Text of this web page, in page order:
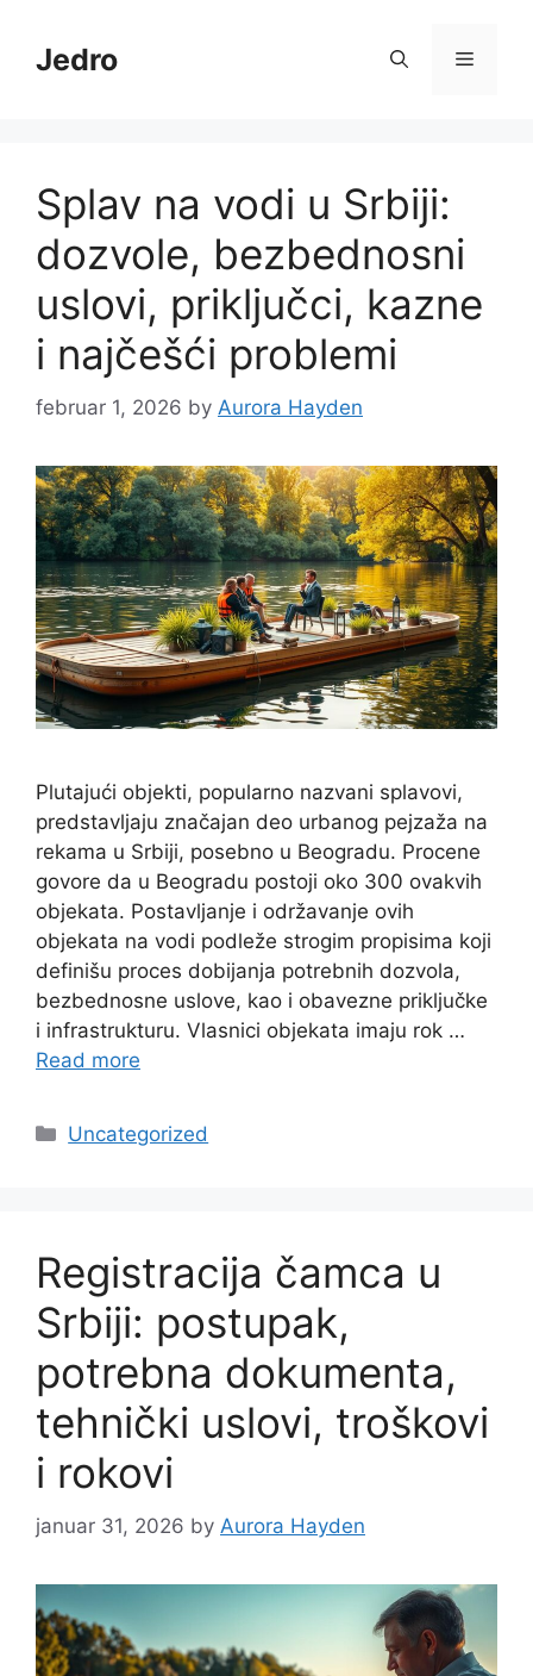
contentJedro Menu
Splav na vodi u Srbiji:
dozvole, bezbednosni
uslovi, priključci, kazne
i najčešći problemi
februar 1, 2026 by Aurora Hayden
Plutajući objekti, popularno nazvani splavovi,
predstavljaju značajan deo urbanog pejzaža na
rekama u Srbiji, posebno u Beogradu. Procene
govore da u Beogradu postoji oko 300 ovakvih
objekata. Postavljanje i održavanje ovih
objekata na vodi podleže strogim propisima koji
definišu proces dobijanja potrebnih dozvola,
bezbednosne uslove, kao i obavezne priključke
i infrastrukturu. Vlasnici objekata imaju rok …
Read more
Categories
Uncategorized
Registracija čamca u
Srbiji: postupak,
potrebna dokumenta,
tehnički uslovi, troškovi
i rokovi
januar 31, 2026 by Aurora Hayden